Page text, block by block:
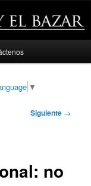
▼
Siguiente →
no